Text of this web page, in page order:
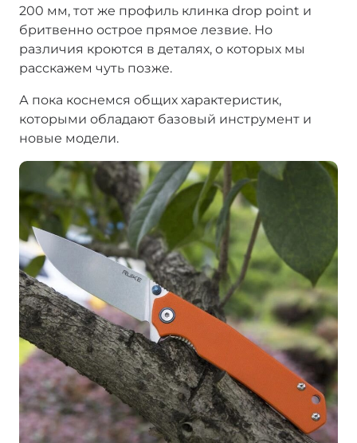
200 мм, тот же профиль клинка drop point и
бритвенно острое прямое лезвие. Но
различия кроются в деталях, о которых мы
расскажем чуть позже.
А пока коснемся общих характеристик,
которыми обладают базовый инструмент и
новые модели.